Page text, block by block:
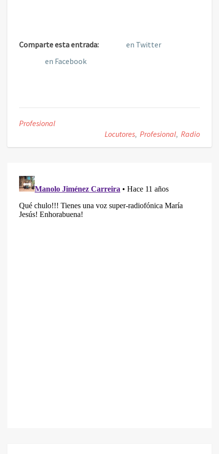
Comparte esta entrada:
en Twitter
en Facebook
Profesional
Locutores, Profesional, Radio